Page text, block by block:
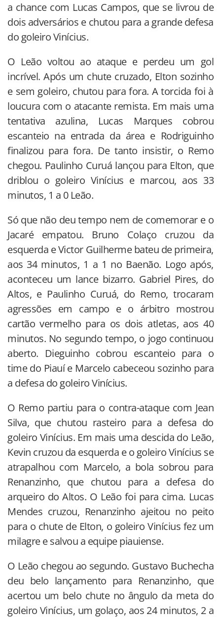
a chance com Lucas Campos, que se livrou de
dois adversários e chutou para a grande defesa
do goleiro Vinícius.
O Leão voltou ao ataque e perdeu um gol
incrível. Após um chute cruzado, Elton sozinho
e sem goleiro, chutou para fora. A torcida foi à
loucura com o atacante remista. Em mais uma
tentativa azulina, Lucas Marques cobrou
escanteio na entrada da área e Rodriguinho
finalizou para fora. De tanto insistir, o Remo
chegou. Paulinho Curuá lançou para Elton, que
driblou o goleiro Vinícius e marcou, aos 33
minutos, 1 a 0 Leão.
Só que não deu tempo nem de comemorar e o
Jacaré empatou. Bruno Colaço cruzou da
esquerda e Victor Guilherme bateu de primeira,
aos 34 minutos, 1 a 1 no Baenão. Logo após,
aconteceu um lance bizarro. Gabriel Pires, do
Altos, e Paulinho Curuá, do Remo, trocaram
agressões em campo e o árbitro mostrou
cartão vermelho para os dois atletas, aos 40
minutos. No segundo tempo, o jogo continuou
aberto. Dieguinho cobrou escanteio para o
time do Piauí e Marcelo cabeceou sozinho para
a defesa do goleiro Vinícius.
O Remo partiu para o contra-ataque com Jean
Silva, que chutou rasteiro para a defesa do
goleiro Vinícius. Em mais uma descida do Leão,
Kevin cruzou da esquerda e o goleiro Vinícius se
atrapalhou com Marcelo, a bola sobrou para
Renanzinho, que chutou para a defesa do
arqueiro do Altos. O Leão foi para cima. Lucas
Mendes cruzou, Renanzinho ajeitou no peito
para o chute de Elton, o goleiro Vinícius fez um
milagre e salvou a equipe piauiense.
O Leão chegou ao segundo. Gustavo Buchecha
deu belo lançamento para Renanzinho, que
acertou um belo chute no ângulo da meta do
goleiro Vinícius, um golaço, aos 24 minutos, 2 a